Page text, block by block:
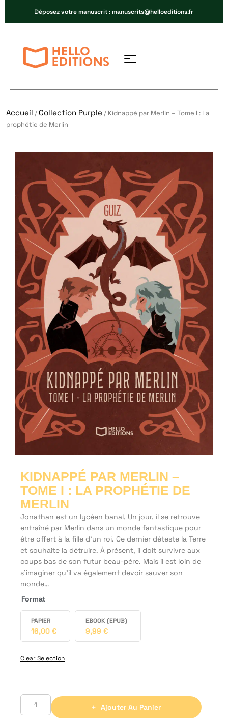
Déposez votre manuscrit : manuscrits@helloeditions.fr
Accueil /Collection Purple / Kidnappé par Merlin – Tome I : La
prophétie de Merlin
KIDNAPPÉ PAR MERLIN –
TOME I : LA PROPHÉTIE DE
MERLIN
Jonathan est un lycéen banal. Un jour, il se retrouve
entraîné par Merlin dans un monde fantastique pour
être offert à la fille d’un roi. Ce dernier déteste la Terre
et souhaite la détruire. À présent, il doit survivre aux
coups bas de son futur beau-père. Mais il est loin de
s’imaginer qu’il va également devoir sauver son
monde…
Format
PAPIER
16,00 €
EBOOK (EPUB)
9,99 €
Clear Selection
Ajouter Au Panier